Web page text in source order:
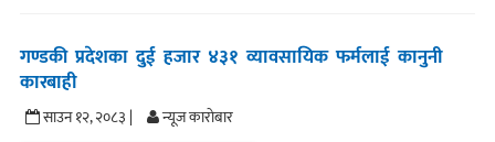
गण्डकी प्रदेशका दुई हजार ४३१ व्यावसायिक फर्मलाई कानुनी
कारबाही
साउन १२, २०८३ | न्यूज काराेबार